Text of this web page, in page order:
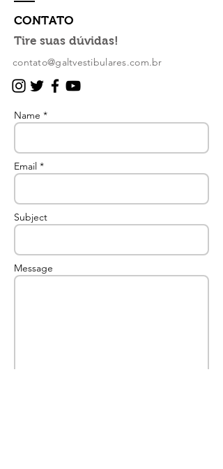
CONTATO
Tire suas dúvidas!
contato@galtvestibulares.com.br
Name *
Email *
Subject
Message